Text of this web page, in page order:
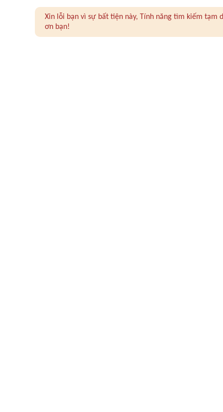
Xin lỗi bạn vì sự bất tiện này, Tính năng tìm kiếm
ơn bạn!